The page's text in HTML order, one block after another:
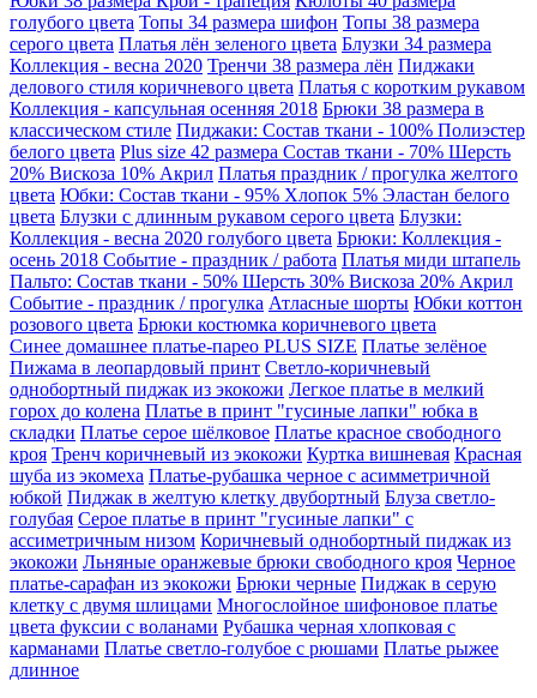
голубого цвета Топы 34 размера шифон Топы 38 размера
серого цвета Платья лён зеленого цвета Блузки 34 размера
Коллекция - весна 2020 Тренчи 38 размера лён Пиджаки
делового стиля коричневого цвета Платья с коротким рукавом
Коллекция - капсульная осенняя 2018 Брюки 38 размера в
классическом стиле Пиджаки: Состав ткани - 100% Полиэстер
белого цвета Plus size 42 размера Состав ткани - 70% Шерсть
20% Вискоза 10% Акрил Платья праздник / прогулка желтого
цвета Юбки: Состав ткани - 95% Хлопок 5% Эластан белого
цвета Блузки с длинным рукавом серого цвета Блузки:
Коллекция - весна 2020 голубого цвета Брюки: Коллекция -
осень 2018 Событие - праздник / работа Платья миди штапель
Пальто: Состав ткани - 50% Шерсть 30% Вискоза 20% Акрил
Событие - праздник / прогулка Атласные шорты Юбки коттон
розового цвета Брюки костюмка коричневого цвета
Синее домашнее платье-парео PLUS SIZE Платье зелёное
Пижама в леопардовый принт Светло-коричневый
однобортный пиджак из экокожи Легкое платье в мелкий
горох до колена Платье в принт "гусиные лапки" юбка в
складки Платье серое шёлковое Платье красное свободного
кроя Тренч коричневый из экокожи Куртка вишневая Красная
шуба из экомеха Платье-рубашка черное с асимметричной
юбкой Пиджак в желтую клетку двубортный Блуза светло-
голубая Серое платье в принт "гусиные лапки" с
ассиметричным низом Коричневый однобортный пиджак из
экокожи Льняные оранжевые брюки свободного кроя Черное
платье-сарафан из экокожи Брюки черные Пиджак в серую
клетку с двумя шлицами Многослойное шифоновое платье
цвета фуксии с воланами Рубашка черная хлопковая с
карманами Платье светло-голубое с рюшами Платье рыжее
длинное